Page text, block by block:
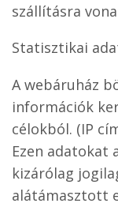
szállításra
Statisztikai
A webáruház
információk
célokból. (IP
Ezen adatokat
kizárólag
alátámasztott